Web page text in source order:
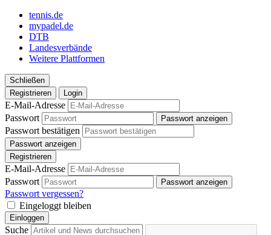
tennis.de
mypadel.de
DTB
Landesverbände
Weitere Plattformen
Schließen
Registrieren
Login
E-Mail-Adresse
Passwort
Passwort anzeigen
Passwort bestätigen
Passwort anzeigen
Registrieren
E-Mail-Adresse
Passwort
Passwort anzeigen
Passwort vergessen?
Eingeloggt bleiben
Einloggen
Suche